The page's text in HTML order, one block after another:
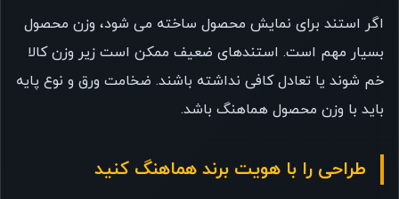
اگر استند برای نمایش محصول ساخته می شود، وزن محصول
بسیار مهم است. استندهای ضعیف ممکن است زیر وزن کالا
خم شوند یا تعادل کافی نداشته باشند. ضخامت ورق و نوع پایه
باید با وزن محصول هماهنگ باشد.
طراحی را با هویت برند هماهنگ کنید